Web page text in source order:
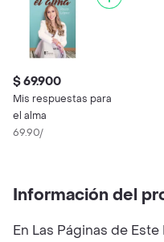
$ 69.900
Mis respuestas para
el alma
69.90/
Información del
En Las Páginas de